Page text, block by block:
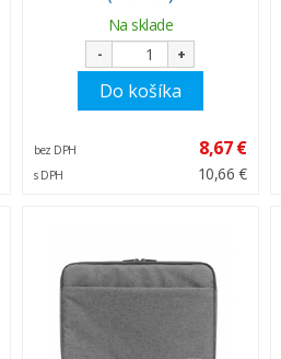
Na sklade
- +
Do košíka
bez DPH 8,67 €
s DPH 10,66 €